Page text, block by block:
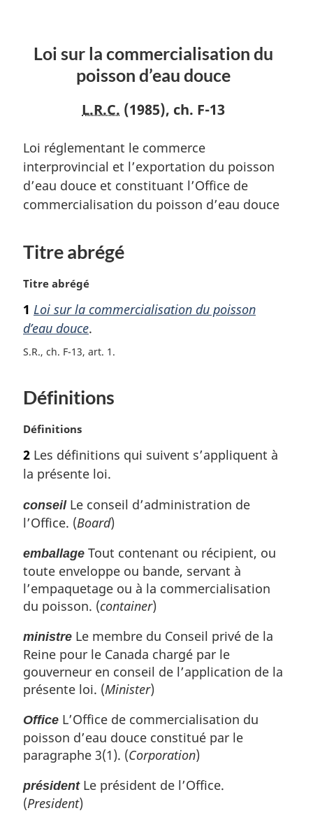
Loi sur la commercialisation du
poisson d’eau douce
L.R.C. (1985), ch. F-13
Loi réglementant le commerce
interprovincial et l’exportation du poisson
d’eau douce et constituant l’Office de
commercialisation du poisson d’eau douce
Titre abrégé
N
t
e
m
g
i
n
a
l
e
Titre abrégé
1 Loi sur la commercialisation du poisson
d’eau douce.
S.R., ch. F-13, art. 1
Définitions
N
t
e
a
r
i
n
a
e
Définitions
2 Les définitions qui suivent s’appliquent à
la présente loi.
conseilLe conseil d’administration de
l’Office. (Board)
emballage Tout contenant ou récipient, ou
toute enveloppe ou bande, servant à
l’empaquetage ou à la commercialisation
du poisson. (container)
ministre Le membre du Conseil privé de la
Reine pour le Canada chargé par le
gouverneur en conseil de l’application de la
présente loi. (Minister)
Office L’Office de commercialisation du
poisson d’eau douce constitué par le
paragraphe 3(1). (Corporation)
présidentLe président de l’Office.
(President)